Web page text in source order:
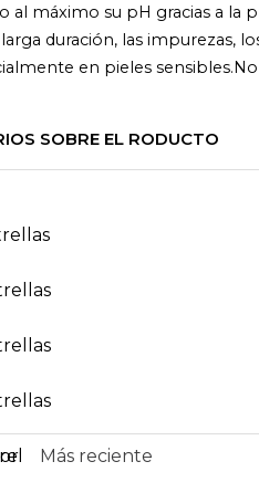
al máximo su pH gracias a la
duración, las impurezas,
en pieles
SOBRE EL RODUCTO
Más reciente